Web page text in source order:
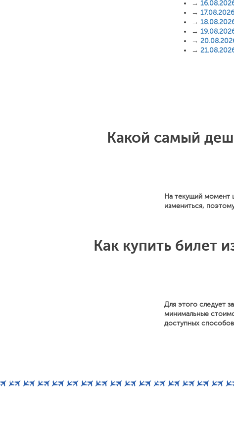
→
→ 17.08.2026
→
→
→
→
Какой самый
На текущий момент
измениться,
Как купить билет
Для этого следует
минимальные
доступных